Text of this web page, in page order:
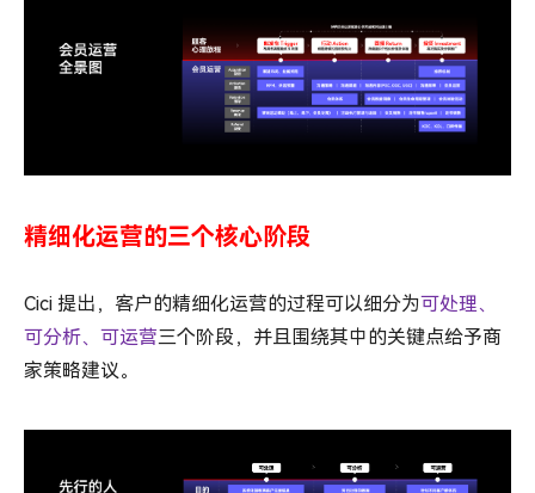
精细化运营的三个核心阶段
Cici 提出，客户的精细化运营的过程可以细分为可处理、
可分析、可运营三个阶段，并且围绕其中的关键点给予商
家策略建议。